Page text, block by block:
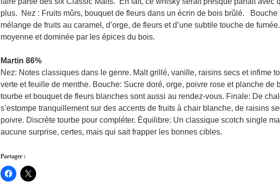
plus. Nez : Fruits mûrs, bouquet de fleurs dans un écrin de bois brûlé. Bouche
mélange de fruits au caramel, d’orge, de fleurs et d’une subtile touche de
moyenne et dominée par les épices du bois.
Martin 86%
Nez: Notes classiques dans le genre. Malt grillé, vanille, raisins secs et infime
verte et feuille de menthe. Bouche: Sucre doré, orge, poivre rose et planche de
tourbe et bouquet de fleurs blanches sont aussi au rendez-vous. Finale: De
s’estompe tranquillement sur des accents de fruits à chair blanche, de raisins
poivre. Discrète tourbe pour compléter. Équilibre: Un classique scotch single
aucune surprise, certes, mais qui sait frapper les bonnes cibles.
Partager :